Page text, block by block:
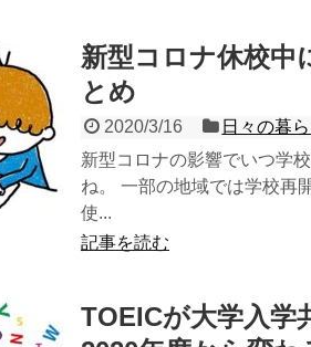
新型コロナ休校中
とめ
2020/3/16
日々の暮
新型コロナの影響でいつ学
ね。 一部の地域では学校再
使...
記事を読む
TOEICが大学入